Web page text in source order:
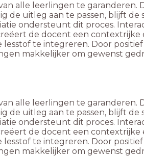
alle leerlingen te garanderen.
de uitleg aan te passen, blijft de
ondersteunt dit proces.
de docent een contextrijke
te integreren. Door positief
makkelijker om gewenst
alle leerlingen te garanderen.
de uitleg aan te passen, blijft de
ondersteunt dit proces.
de docent een contextrijke
te integreren. Door positief
makkelijker om gewenst